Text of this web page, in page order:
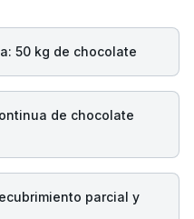
50 kg de chocolate
de chocolate
parcial y